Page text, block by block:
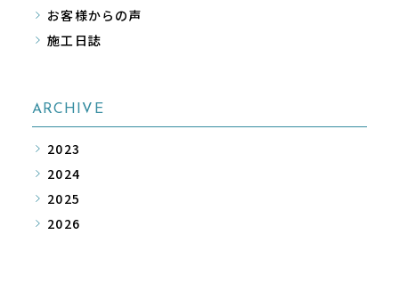
お客様からの声
施工日誌
ARCHIVE
2023
2024
2025
2026